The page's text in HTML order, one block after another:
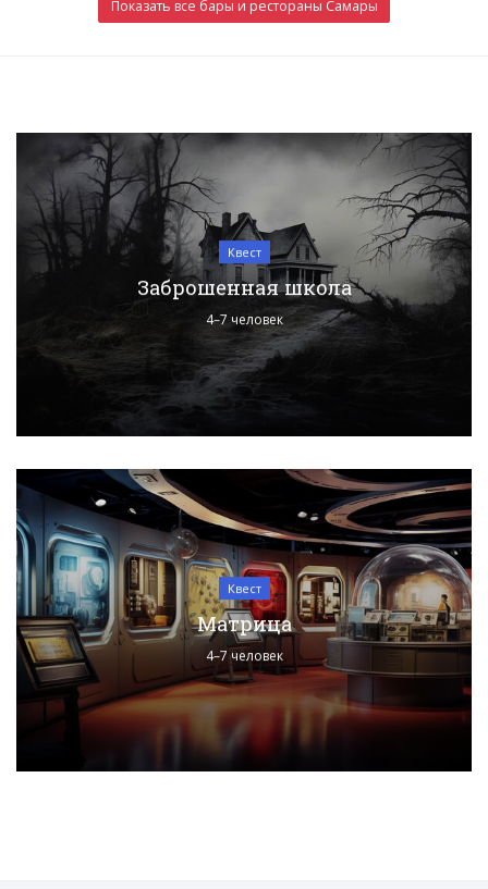
Показать все бары и рестораны Самары
Квест
Заброшенная школа
4–7 человек
Квест
Матрица
4–7 человек